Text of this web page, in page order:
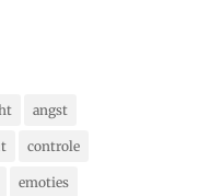
angst
controle
emoties